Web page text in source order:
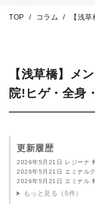
TOP コラム 【浅
【浅草橋】メ
院!ヒゲ・全身
更新履歴
2026年5月21日 レジーナ
2026年5月21日 エミナル
2026年5月21日 エミナル
もっと見る（5件）